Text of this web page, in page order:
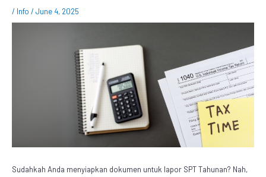
/ Info /June 4, 2025
Sudahkah Anda menyiapkan dokumen untuk lapor SPT Tahunan? Nah,